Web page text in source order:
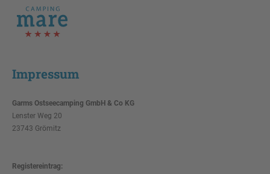
Impressum
Garms Ostseecamping GmbH & Co KG
Lenster Weg 20
23743 Grömitz
Registereintrag: